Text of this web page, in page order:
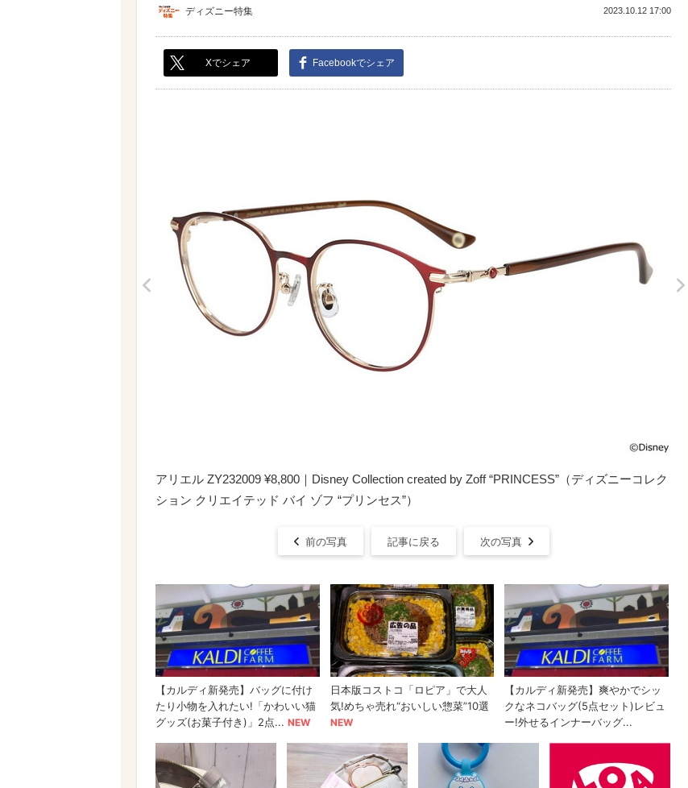
ディズニー特集 2023.10.12 17:00
Xでシェア Facebookでシェア
アリエル ZY232009 ¥8,800｜Disney Collection created by Zoff “PRINCESS”（ディズニーコレク
ション クリエイテッド バイ ゾフ “プリンセス”）
前の写真 記事に戻る 次の写真